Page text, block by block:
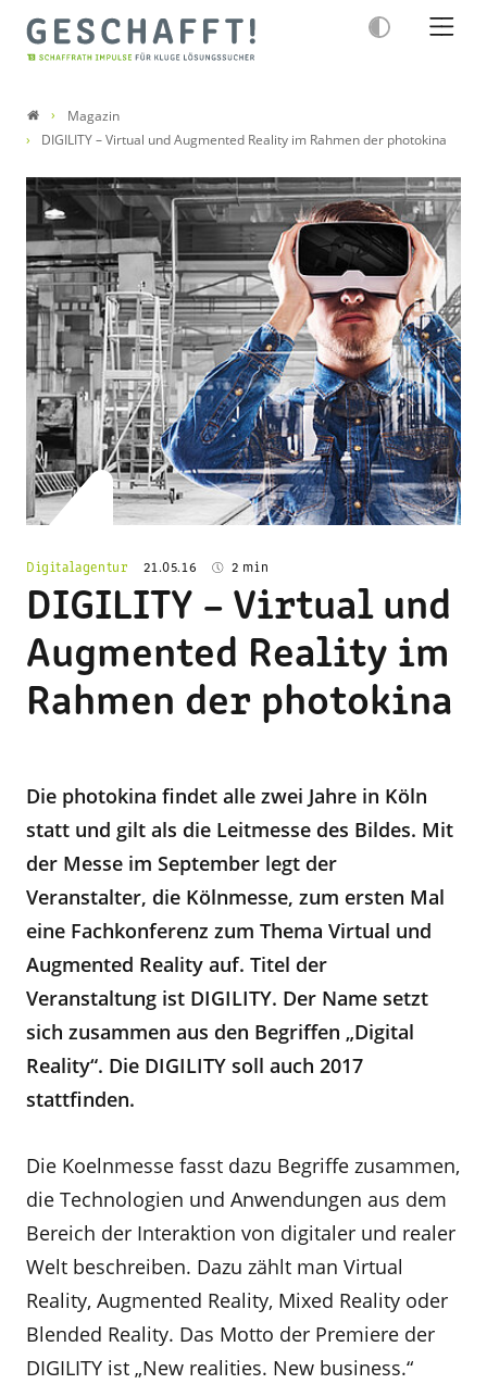
Magazin
DIGILITY – Virtual und Augmented Reality im Rahmen der photokina
Digitalagentur 21.05.16 2 min
DIGILITY – Virtual und
Augmented Reality im
Rahmen der photokina
Die photokina findet alle zwei Jahre in Köln
statt und gilt als die Leitmesse des Bildes. Mit
der Messe im September legt der
Veranstalter, die Kölnmesse, zum ersten Mal
eine Fachkonferenz zum Thema Virtual und
Augmented Reality auf. Titel der
Veranstaltung ist DIGILITY. Der Name setzt
sich zusammen aus den Begriffen „Digital
Reality“. Die DIGILITY soll auch 2017
stattfinden.
Die Koelnmesse fasst dazu Begriffe zusammen,
die Technologien und Anwendungen aus dem
Bereich der Interaktion von digitaler und realer
Welt beschreiben. Dazu zählt man Virtual
Reality, Augmented Reality, Mixed Reality oder
Blended Reality. Das Motto der Premiere der
DIGILITY ist „New realities. New business.“